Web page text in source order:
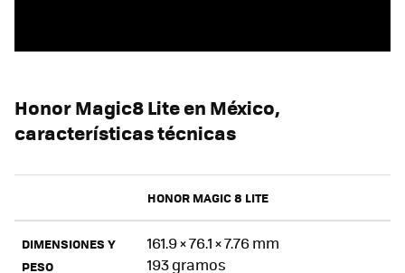
Honor Magic8 Lite en México,
características técnicas
HONOR MAGIC 8 LITE
DIMENSIONES Y
PESO
161.9 × 76.1 × 7.76 mm
193 gramos